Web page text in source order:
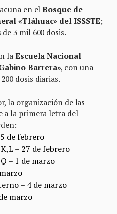
en el Bosque de
«Tláhuac» del ISSSTE;
3 mil 600 dosis.
laEscuela Nacional
Barrera», con una
dosis diarias.
la organización de las
a la primera letra del
de febrero
– 27 de febrero
– 1 de marzo
– 4 de marzo
marzo